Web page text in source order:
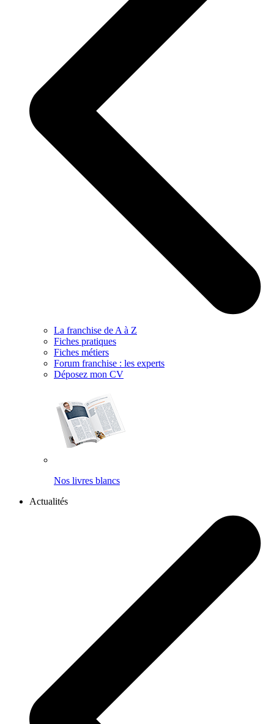
La franchise de A à Z
Fiches pratiques
Fiches métiers
Forum franchise : les experts
Déposez mon CV
Nos livres blancs
Actualités